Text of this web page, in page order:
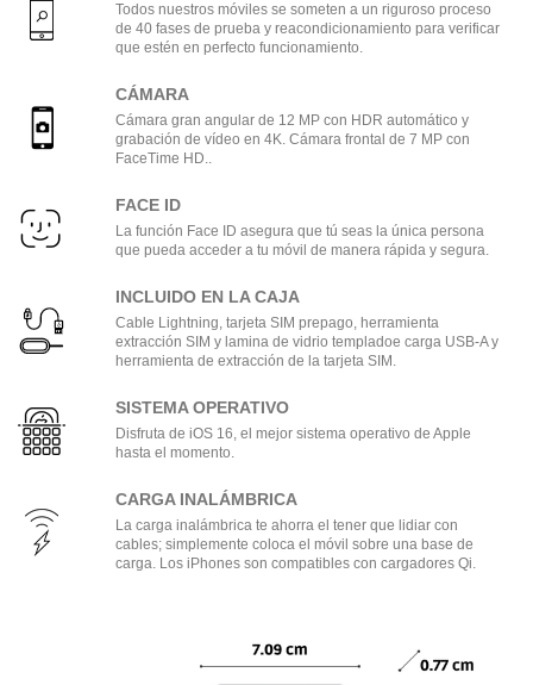
Todos nuestros móviles se someten a un riguroso proceso
de 40 fases de prueba y reacondicionamiento para verificar
que estén en perfecto funcionamiento.
CÁMARA
Cámara gran angular de 12 MP con HDR automático y
grabación de vídeo en 4K. Cámara frontal de 7 MP con
FaceTime HD..
FACE ID
La función Face ID asegura que tú seas la única persona
que pueda acceder a tu móvil de manera rápida y segura.
INCLUIDO EN LA CAJA
Cable Lightning, tarjeta SIM prepago, herramienta
extracción SIM y lamina de vidrio templadoe carga USB-A y
herramienta de extracción de la tarjeta SIM.
SISTEMA OPERATIVO
Disfruta de iOS 16, el mejor sistema operativo de Apple
hasta el momento.
CARGA INALÁMBRICA
La carga inalámbrica te ahorra el tener que lidiar con
cables; simplemente coloca el móvil sobre una base de
carga. Los iPhones son compatibles con cargadores Qi.